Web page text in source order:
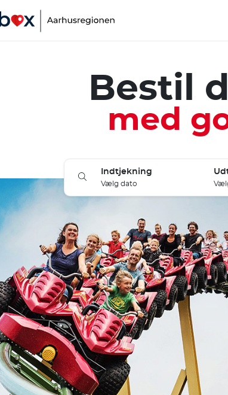
Bestil
med
Indtjekning
Vælg dato